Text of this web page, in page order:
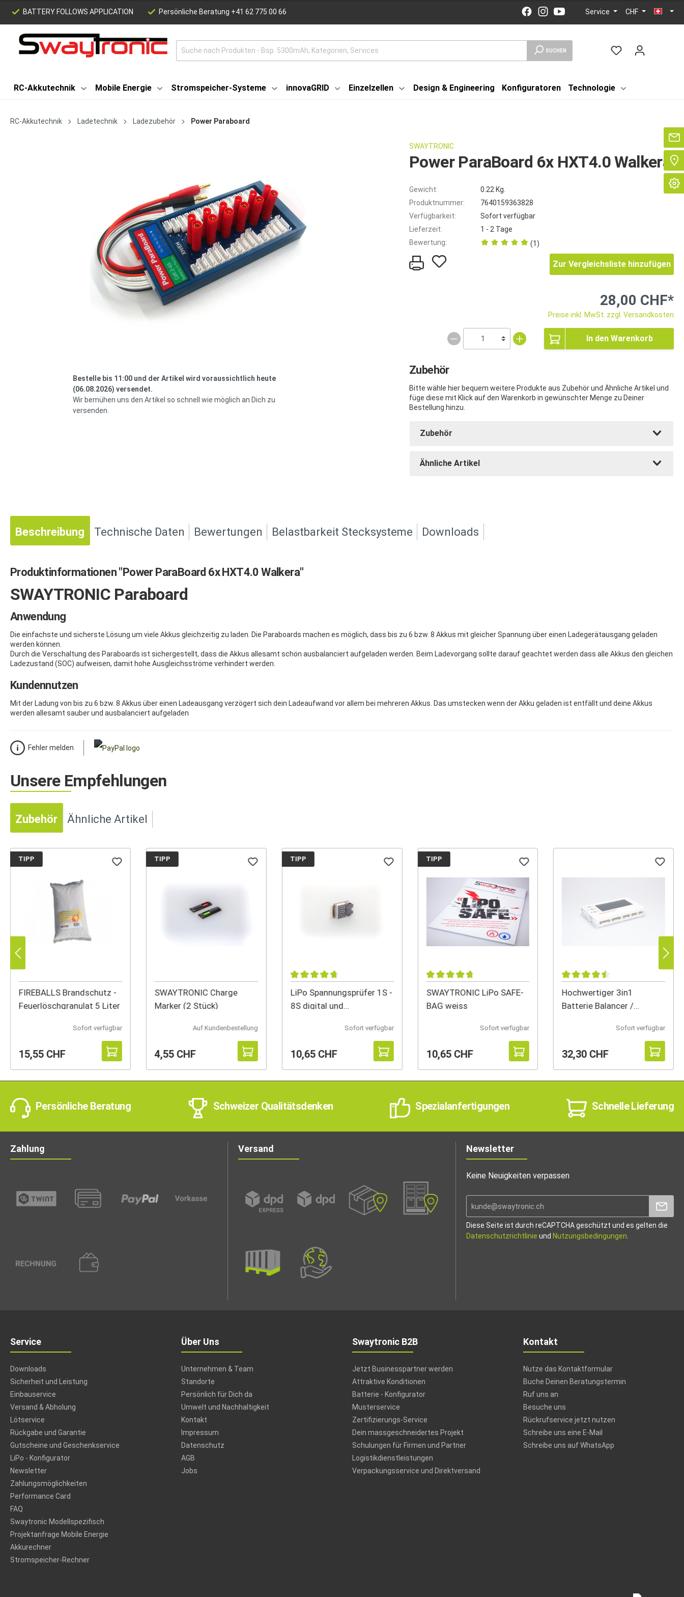
BATTERY FOLLOWS APPLICATION Persönliche Beratung +41 62 775 00 66 Service CHF
SUCHEN
RC-Akkutechnik Mobile Energie Stromspeicher-Systeme innovaGRID Einzelzellen Design & Engineering Konfiguratoren Technologie
RC-Akkutechnik Ladetechnik Ladezubehör Power Paraboard
Bestelle bis 11:00 und der Artikel wird voraussichtlich heute
(06.08.2026) versendet.
Wir bemühen uns den Artikel so schnell wie möglich an Dich zu
versenden.
SWAYTRONIC
Power ParaBoard 6x HXT4.0 Walkera
Gewicht:
0.22 Kg.
Produktnummer:
7640159363828
Verfügbarkeit:
Sofort verfügbar
Lieferzeit:
1 - 2 Tage
Bewertung:
(1)
Zur Vergleichsliste hinzufügen
28,00 CHF*
Preise inkl. MwSt. zzgl. Versandkosten
In den Warenkorb
Zubehör
Bitte wähle hier bequem weitere Produkte aus Zubehör und Ähnliche Artikel und
füge diese mit Klick auf den Warenkorb in gewünschter Menge zu Deiner
Bestellung hinzu.
Zubehör
Ähnliche Artikel
Beschreibung Technische Daten Bewertungen Belastbarkeit Stecksysteme Downloads
Produktinformationen "Power ParaBoard 6x HXT4.0 Walkera"
SWAYTRONIC Paraboard
Anwendung
Die einfachste und sicherste Lösung um viele Akkus gleichzeitig zu laden. Die Paraboards machen es möglich, dass bis zu 6 bzw. 8 Akkus mit gleicher Spannung über einen Ladegerätausgang geladen
werden können.
Durch die Verschaltung des Paraboards ist sichergestellt, dass die Akkus allesamt schön ausbalanciert aufgeladen werden. Beim Ladevorgang sollte darauf geachtet werden dass alle Akkus den gleichen
Ladezustand (SOC) aufweisen, damit hohe Ausgleichsströme verhindert werden.
Kundennutzen
Mit der Ladung von bis zu 6 bzw. 8 Akkus über einen Ladeausgang verzögert sich dein Ladeaufwand vor allem bei mehreren Akkus. Das umstecken wenn der Akku geladen ist entfällt und deine Akkus
werden allesamt sauber und ausbalanciert aufgeladen
Fehler melden
Unsere Empfehlungen
Zubehör Ähnliche Artikel
TIPP
FIREBALLS Brandschutz -
Feuerlöschgranulat 5 Liter
Sofort verfügbar
15,55 CHF
TIPP
SWAYTRONIC Charge
Marker (2 Stück)
Auf Kundenbestellung
4,55 CHF
TIPP
LiPo Spannungsprüfer 1S -
8S digital und
Sofort verfügbar
10,65 CHF
TIPP
SWAYTRONIC LiPo SAFE-
BAG weiss
Sofort verfügbar
10,65 CHF
Hochwertiger 3in1
Batterie Balancer /
Sofort verfügbar
32,30 CHF
Persönliche Beratung Schweizer Qualitätsdenken Spezialanfertigungen Schnelle Lieferung
Zahlung Versand Newsletter
Keine Neuigkeiten verpassen
Diese Seite ist durch reCAPTCHA geschützt und es gelten die
Datenschutzrichtlinie und Nutzungsbedingungen
Service
Downloads
Sicherheit und Leistung
Einbauservice
Versand & Abholung
Lötservice
Rückgabe und Garantie
Gutscheine und Geschenkservice
LiPo - Konfigurator
Newsletter
Zahlungsmöglichkeiten
Performance Card
FAQ
Swaytronic Modellspezifisch
Projektanfrage Mobile Energie
Akkurechner
Stromspeicher-Rechner
Über Uns
Unternehmen & Team
Standorte
Persönlich für Dich da
Umwelt und Nachhaltigkeit
Kontakt
Impressum
Datenschutz
AGB
Jobs
Swaytronic B2B
Jetzt Businesspartner werden
Attraktive Konditionen
Batterie - Konfigurator
Musterservice
Zertifizierungs-Service
Dein massgeschneidertes Projekt
Schulungen für Firmen und Partner
Logistikdienstleistungen
Verpackungsservice und Direktversand
Kontakt
Nutze das Kontaktformular
Buche Deinen Beratungstermin
Ruf uns an
Besuche uns
Rückrufservice jetzt nutzen
Schreibe uns eine E-Mail
Schreibe uns auf WhatsApp